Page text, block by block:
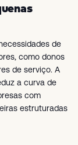
de
como donos
de serviço. A
a curva de
com
estruturadas